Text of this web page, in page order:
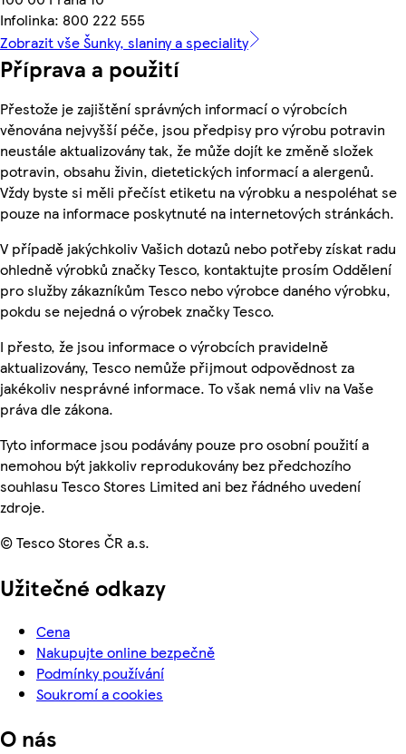
Infolinka: 800 222 555
Zobrazit vše Šunky, slaniny a speciality
Příprava a použití
Přestože je zajištění správných informací o výrobcích
věnována nejvyšší péče, jsou předpisy pro výrobu potravin
neustále aktualizovány tak, že může dojít ke změně složek
potravin, obsahu živin, dietetických informací a alergenů.
Vždy byste si měli přečíst etiketu na výrobku a nespoléhat se
pouze na informace poskytnuté na internetových stránkách.
V případě jakýchkoliv Vašich dotazů nebo potřeby získat radu
ohledně výrobků značky Tesco, kontaktujte prosím Oddělení
pro služby zákazníkům Tesco nebo výrobce daného výrobku,
pokdu se nejedná o výrobek značky Tesco.
I přesto, že jsou informace o výrobcích pravidelně
aktualizovány, Tesco nemůže přijmout odpovědnost za
jakékoliv nesprávné informace. To však nemá vliv na Vaše
práva dle zákona.
Tyto informace jsou podávány pouze pro osobní použití a
nemohou být jakkoliv reprodukovány bez předchozího
souhlasu Tesco Stores Limited ani bez řádného uvedení
zdroje.
© Tesco Stores ČR a.s.
Užitečné odkazy
Cena
Nakupujte online bezpečně
Podmínky používání
Soukromí a cookies
O nás